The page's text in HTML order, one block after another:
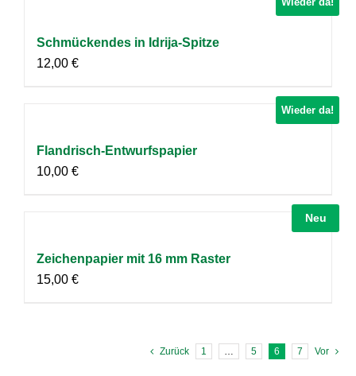
Schmückendes in Idrija-Spitze
12,00 €
Wieder da!
Flandrisch-Entwurfspapier
10,00 €
Neu
Zeichenpapier mit 16 mm Raster
15,00 €
Zurück 1 5 6 7 Vor